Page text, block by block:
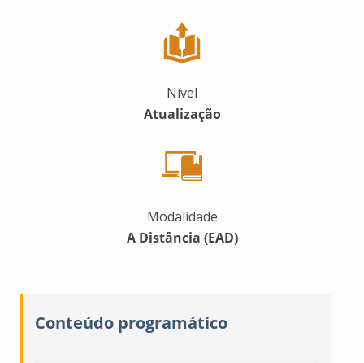
Nível
Atualização
Modalidade
A Distância (EAD)
Conteúdo programático